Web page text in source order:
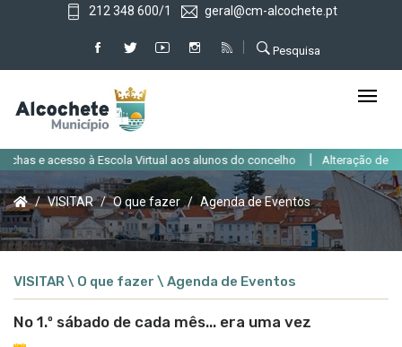
212 348 600/1 geral@cm-alcochete.pt
Pesquisa
acesso à Escola Virtual aos alunos do concelho | Alteração de
VISITAR O que fazer Agenda de Eventos
VISITAR \ O que fazer \ Agenda de Eventos
No 1.º sábado de cada mês... era uma vez